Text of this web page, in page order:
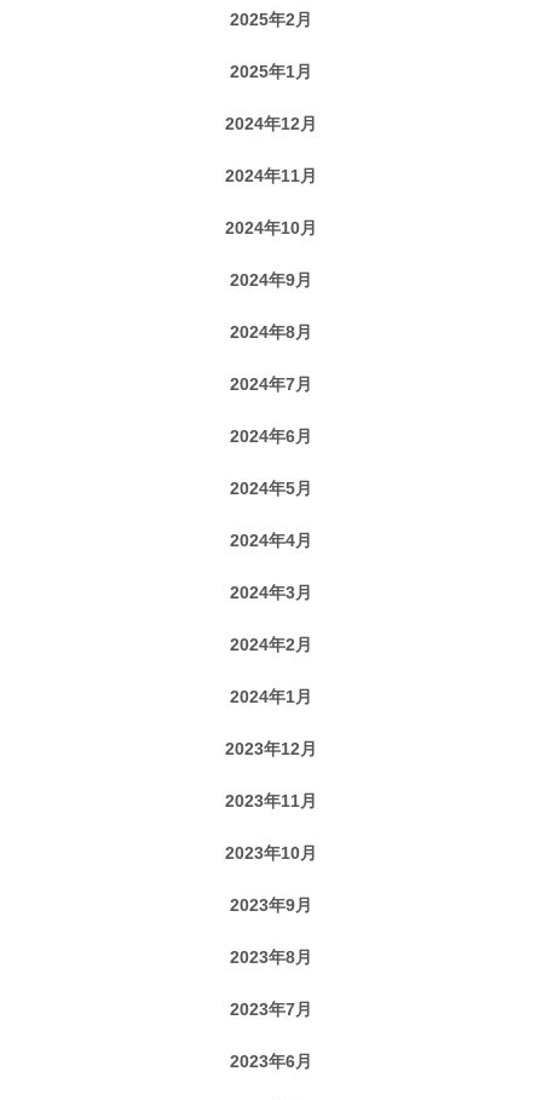
2025年2月
2025年1月
2024年12月
2024年11月
2024年10月
2024年9月
2024年8月
2024年7月
2024年6月
2024年5月
2024年4月
2024年3月
2024年2月
2024年1月
2023年12月
2023年11月
2023年10月
2023年9月
2023年8月
2023年7月
2023年6月